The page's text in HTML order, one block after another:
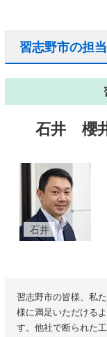
習志野市の担
石井 櫻
石井
習志野市の皆様、私
様に満足いただける
す。他社で断られた